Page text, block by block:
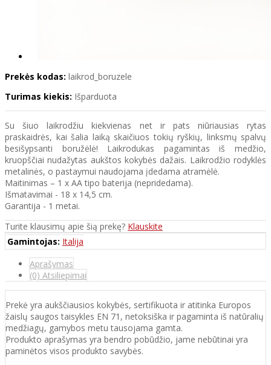
Prekės kodas: laikrod_boruzele
Turimas kiekis: Išparduota
Su šiuo laikrodžiu kiekvienas net ir pats niūriausias rytas
praskaidrės, kai šalia laiką skaičiuos tokių ryškių, linksmų spalvų
besišypsanti boružėlė! Laikrodukas pagamintas iš medžio,
kruopščiai nudažytas aukštos kokybės dažais. Laikrodžio rodyklės
metalinės, o pastaymui naudojama įdedama atramėlė.
Maitinimas – 1 x AA tipo baterija (nepridedama).
Išmatavimai - 18 x 14,5 cm.
Garantija - 1 metai.
Turite klausimų apie šią prekę? Klauskite
Gamintojas: Italija
Aprašymas
(0) Atsiliepimai
Prekė yra aukščiausios kokybės, sertifikuota ir atitinka Europos
žaislų saugos taisykles EN 71, netoksiška ir pagaminta iš natūralių
medžiagų, gamybos metu tausojama gamta.
Produkto aprašymas yra bendro pobūdžio, jame nebūtinai yra
paminėtos visos produkto savybės.